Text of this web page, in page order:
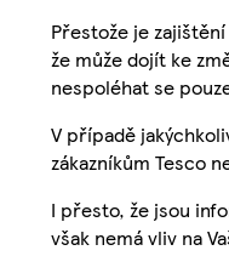
Přestože je
že může dojít ke
nespoléhat se
V případě
zákazníkům Tesco
I přesto, že jsou
však nemá vliv na